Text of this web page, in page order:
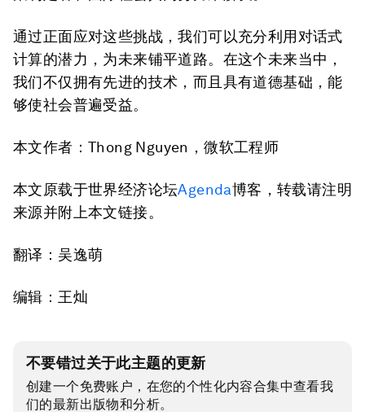
通过正面应对这些挑战，我们可以充分利用对话式
计算的潜力，为未来铺平道路。在这个未来当中，
我们不仅拥有先进的技术，而且具有道德基础，能
够使社会普遍受益。
本文作者：Thong Nguyen，微软工程师
本文原载于世界经济论坛Agenda博客，转载请注明
来源并附上本文链接。
翻译：吴逸萌
编辑：王灿
不要错过关于此主题的更新
创建一个免费账户，在您的个性化内容合集中查看我
们的最新出版物和分析。